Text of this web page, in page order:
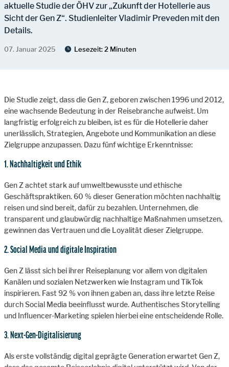
aktuelle Studie der ÖHV zur „Zukunft der Hotellerie aus
Sicht der Gen Z“. Studienleiter Vladimir Preveden mit den
Details.
07. Januar 2025 Lesezeit:2 Minuten
Die Studie zeigt, dass die Gen Z, geboren zwischen 1996 und 2012,
eine wachsende Bedeutung in der Reisebranche aufweist. Um
langfristig erfolgreich zu bleiben, ist es für die Hotellerie daher
unerlässlich, Strategien, Angebote und Kommunikation an diese
Zielgruppe anzupassen. Dazu fünf wichtige Erkenntnisse:
1. Nachhaltigkeit und Ethik
Gen Z achtet stark auf umweltbewusste und ethische
Geschäftspraktiken. 60 % dieser Generation möchten nachhaltig
reisen und sind bereit, dafür zu bezahlen. Unternehmen, die
transparent und glaubwürdig nachhaltige Maßnahmen umsetzen,
gewinnen das Vertrauen und die Loyalität dieser Zielgruppe.
2. Social Media und digitale Inspiration
Gen Z lässt sich bei ihrer Reiseplanung vor allem von digitalen
Kanälen und sozialen Netzwerken wie Instagram und TikTok
inspirieren. Fast 92 % von ihnen gaben an, dass ihre letzte Reise
durch Social Media beeinflusst wurde. Authentisches Storytelling
und Influencer-Marketing spielen hierbei eine entscheidende Rolle.
3. Next-Gen-Digitalisierung
Als erste vollständig digital geprägte Generation erwartet Gen Z,